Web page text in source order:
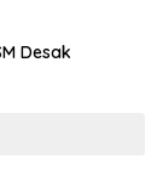
Desak